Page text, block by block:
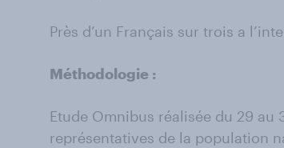
Près d’un Français sur trois a
Méthodologie :
Etude Omnibus réalisée du 29 au
représentatives de la population